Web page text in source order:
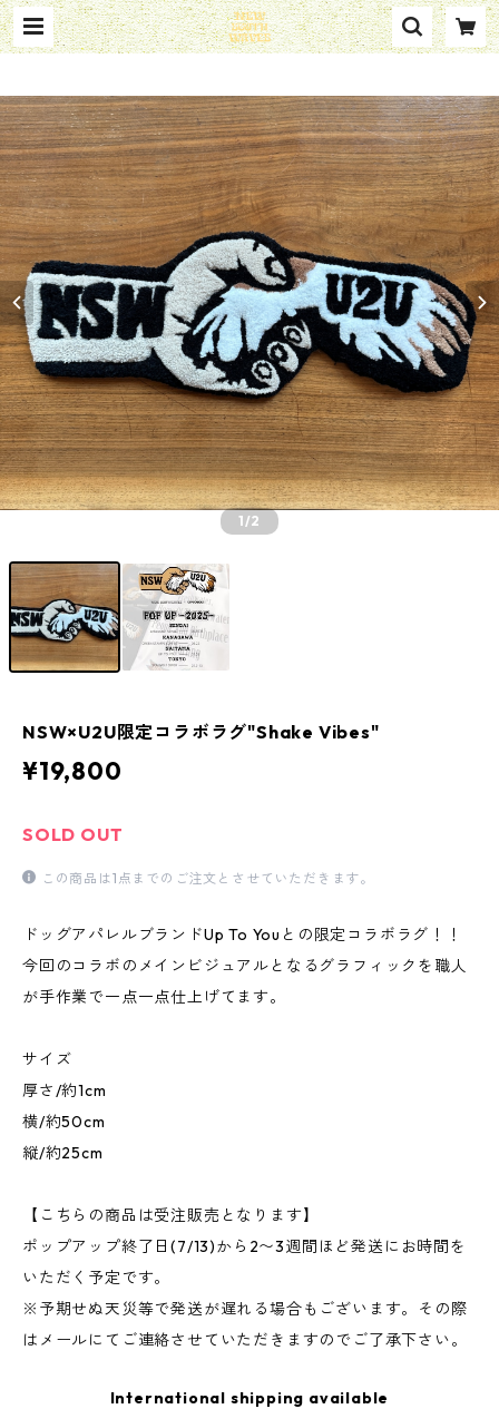
1/2
NSW×U2U限定コラボラグ"Shake Vibes"
¥19,800
SOLD OUT
この商品は1点までのご注文とさせていただきます。
ドッグアパレルブランドUp To Youとの限定コラボラグ！！
今回のコラボのメインビジュアルとなるグラフィックを職人
が手作業で一点一点仕上げてます。
サイズ
厚さ/約1cm
横/約50cm
縦/約25cm
【こちらの商品は受注販売となります】
ポップアップ終了日(7/13)から2〜3週間ほど発送にお時間を
いただく予定です。
※予期せぬ天災等で発送が遅れる場合もございます。その際
はメールにてご連絡させていただきますのでご了承下さい。
International shipping available